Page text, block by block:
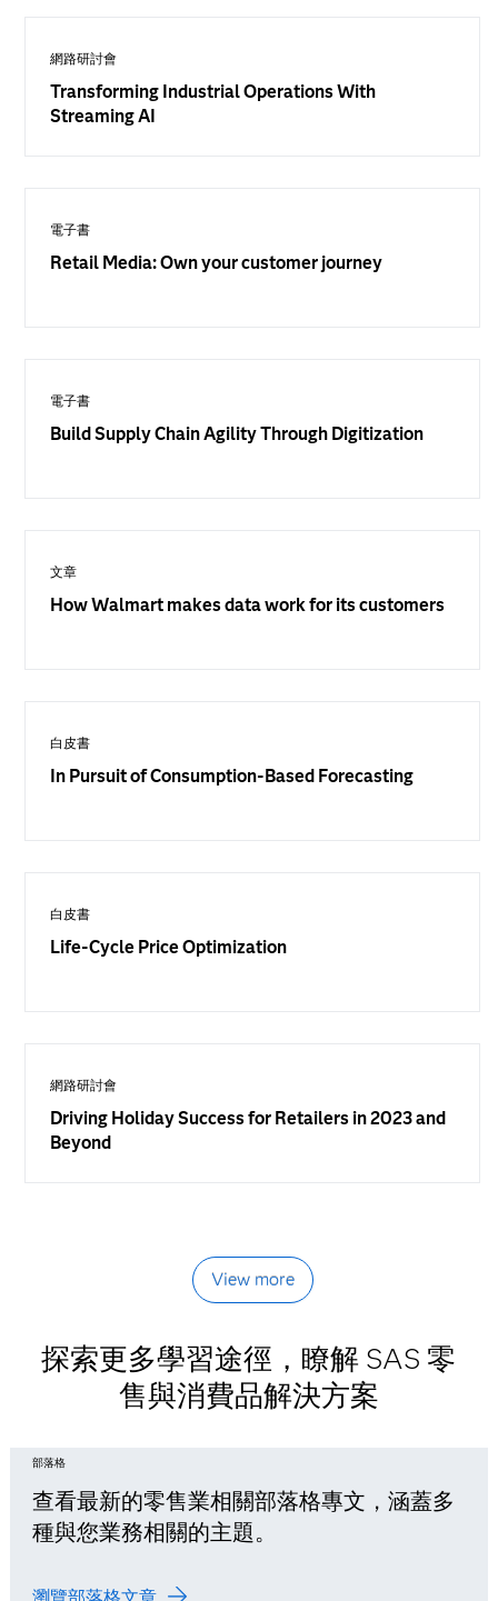
網路研討會
Transforming Industrial Operations With
Streaming AI
電子書
Retail Media: Own your customer journey
電子書
Build Supply Chain Agility Through Digitization
文章
How Walmart makes data work for its customers
白皮書
In Pursuit of Consumption-Based Forecasting
白皮書
Life-Cycle Price Optimization
網路研討會
Driving Holiday Success for Retailers in 2023 and
Beyond
View more
探索更多學習途徑，瞭解 SAS 零
售與消費品解決方案
部落格
查看最新的零售業相關部落格專文，涵蓋多
種與您業務相關的主題。